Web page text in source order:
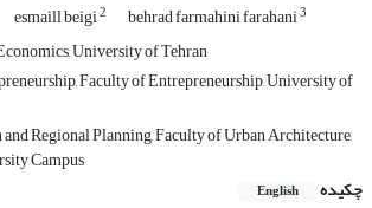
esmaill beigi2 behrad farmahini farahani3
University of Tehran
Faculty of Entrepreneurship, University of
Regional Planning, Faculty of Urban Architecture,
Campus
چکیده
English